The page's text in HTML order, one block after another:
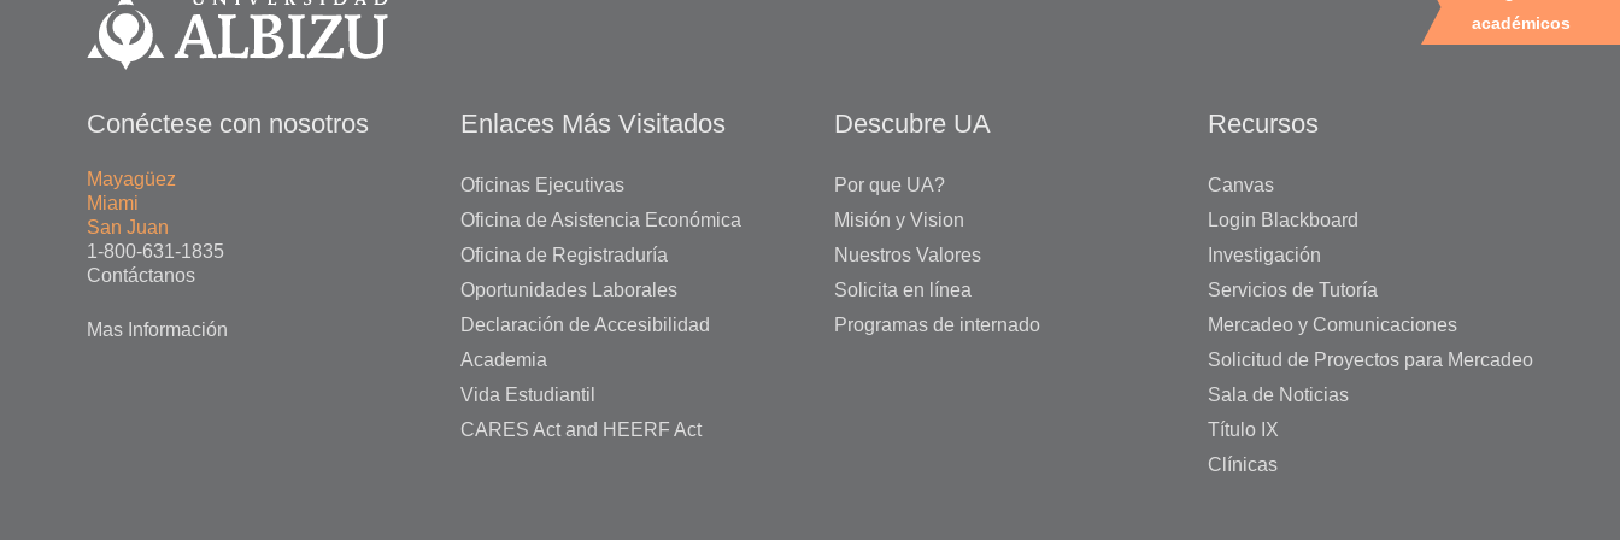
académicos
Conéctese con nosotros
Mayagüez
Miami
San Juan
1-800-631-1835
Contáctanos
Mas Información
Enlaces Más Visitados
Oficinas Ejecutivas
Oficina de Asistencia Económica
Oficina de Registraduría
Oportunidades Laborales
Declaración de Accesibilidad
Academia
Vida Estudiantil
CARES Act and HEERF Act
Descubre UA
Por que UA?
Misión y Vision
Nuestros Valores
Solicita en línea
Programas de internado
Recursos
Canvas
Login Blackboard
Investigación
Servicios de Tutoría
Mercadeo y Comunicaciones
Solicitud de Proyectos para Mercadeo
Sala de Noticias
Título IX
Clínicas